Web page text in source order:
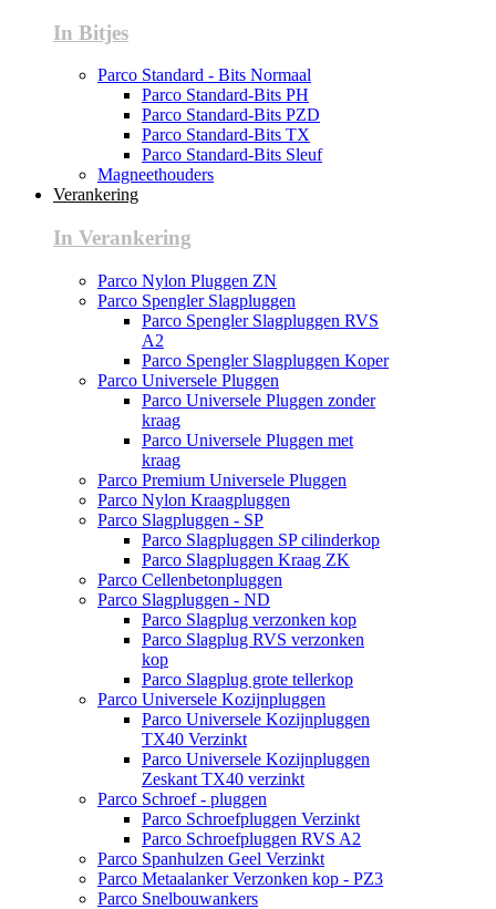
In Bitjes
Parco Standard - Bits Normaal
Parco Standard-Bits PH
Parco Standard-Bits PZD
Parco Standard-Bits TX
Parco Standard-Bits Sleuf
Magneethouders
Verankering
In Verankering
Parco Nylon Pluggen ZN
Parco Spengler Slagpluggen
Parco Spengler Slagpluggen RVS
A2
Parco Spengler Slagpluggen Koper
Parco Universele Pluggen
Parco Universele Pluggen zonder
kraag
Parco Universele Pluggen met
kraag
Parco Premium Universele Pluggen
Parco Nylon Kraagpluggen
Parco Slagpluggen - SP
Parco Slagpluggen SP cilinderkop
Parco Slagpluggen Kraag ZK
Parco Cellenbetonpluggen
Parco Slagpluggen - ND
Parco Slagplug verzonken kop
Parco Slagplug RVS verzonken
kop
Parco Slagplug grote tellerkop
Parco Universele Kozijnpluggen
Parco Universele Kozijnpluggen
TX40 Verzinkt
Parco Universele Kozijnpluggen
Zeskant TX40 verzinkt
Parco Schroef - pluggen
Parco Schroefpluggen Verzinkt
Parco Schroefpluggen RVS A2
Parco Spanhulzen Geel Verzinkt
Parco Metaalanker Verzonken kop - PZ3
Parco Snelbouwankers